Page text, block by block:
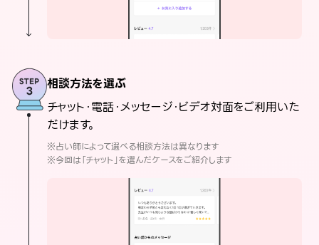
相談方法を選ぶ
チャット・電話・メッセージ・ビデオ対面をご利用いた
だけます。
※占い師によって選べる相談方法は異なります
※今回は「チャット」を選んだケースをご紹介します